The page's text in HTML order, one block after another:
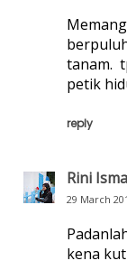
tanam.
petik
reply
Rini
29 March
kena